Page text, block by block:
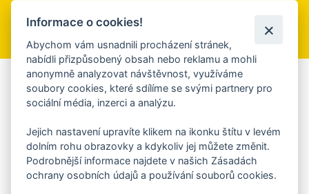
Přihlásit se k odběru
Aplikace Mobilní rozhlas
Chcete dostávat do svého mobilu či mailu upozornění na
ankety, pozvánky na kulturní a sportovní akce?
Více informací o aplikaci
Informace o cookies!
Abychom vám usnadnili procházení stránek,
nabídli přizpůsobený obsah nebo reklamu a mohli
anonymně analyzovat návštěvnost, využíváme
soubory cookies, které sdílíme se svými partnery pro
sociální média, inzerci a analýzu.
Jejich nastavení upravíte klikem na ikonku štítu v levém
dolním rohu obrazovky a kdykoliv jej můžete změnit.
Podrobnější informace najdete v našich Zásadách
ochrany osobních údajů a používání souborů cookies.